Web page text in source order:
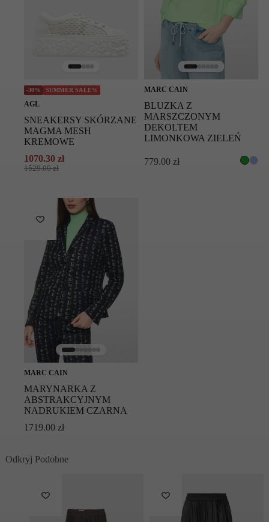
Nie czyścić chemicznie
-30% SUMMER SALE%
AGL
SNEAKERSY SKÓRZANE
MAGMA MESH
KREMOWE
1529.00zł
Pierwotna
1529.00 zł.
1070.30 zł
Aktualna
1070.30 zł.
MARC CAIN
BLUZKA Z
MARSZCZONYM
DEKOLTEM
LIMONKOWA ZIELEŃ
779.00 zł
MARC CAIN
MARYNARKA Z
ABSTRAKCYJNYM
NADRUKIEM CZARNA
1719.00 zł
Odkryj Podobne